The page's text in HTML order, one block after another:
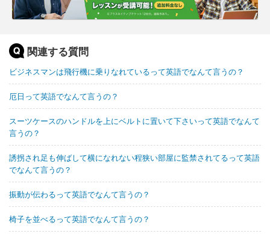
関連する質問
ビジネスマンは飛行機に乗りなれているって英語でなんて言うの？
厄日って英語でなんて言うの？
スーツケースのハンドルを上にベルトに置いて下さいって英語でなんて
言うの？
誘拐され足も伸ばして横になれない程狭い部屋に監禁されてるって英語
でなんて言うの？
振動が伝わるって英語でなんて言うの？
椅子を並べるって英語でなんて言うの？